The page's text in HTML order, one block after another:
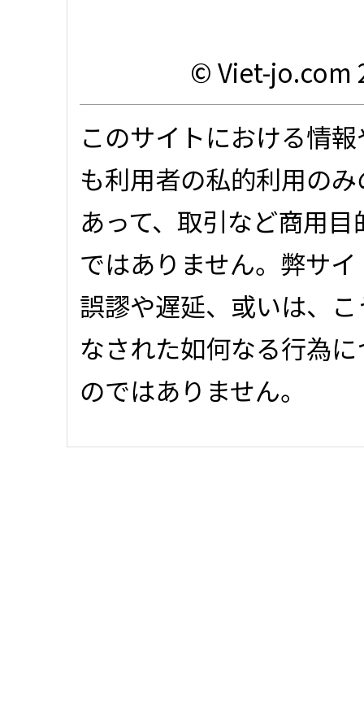
© Viet-jo.com
このサイトにおける情
も利用者の私的利用の
あって、取引など商用
ではありません。弊サ
誤謬や遅延、或いは、
なされた如何なる行為
のではありません。